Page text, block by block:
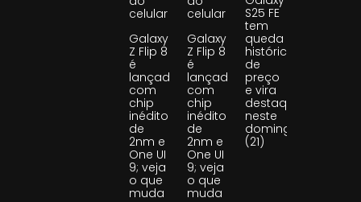
celular
Galaxy
Z Flip 8
é
lançado
com
chip
inédito
de
2nm e
One UI
9; veja
o que
muda
celular
Galaxy
Z Flip 8
é
lançado
com
chip
inédito
de
2nm e
One UI
9; veja
o que
muda
S25 FE
tem
queda
histórica
de
preço
e vira
destaque
neste
domingo
(21)